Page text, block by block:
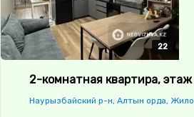
22
22
22
22
22
2-комнатная квартира, этаж
Наурызбайский р-н, Алтын орда,